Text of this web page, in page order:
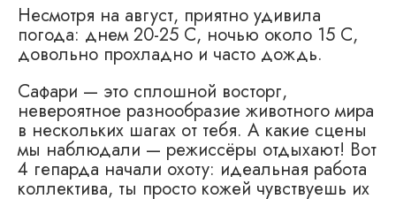
Несмотря на август, приятно удивила
погода: днем 20-25 С, ночью около 15 С,
довольно прохладно и часто дождь.
Сафари — это сплошной восторг,
невероятное разнообразие животного мира
в нескольких шагах от тебя. А какие сцены
мы наблюдали — режиссёры отдыхают! Вот
4 гепарда начали охоту: идеальная работа
коллектива, ты просто кожей чувствуешь их